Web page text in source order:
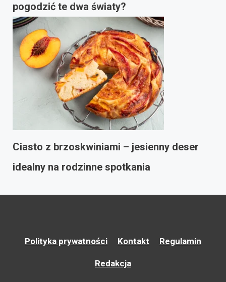
pogodzić te dwa światy?
Ciasto z brzoskwiniami – jesienny deser
idealny na rodzinne spotkania
Polityka prywatności Kontakt Regulamin
Redakcja